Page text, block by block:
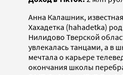
Анна Калашник,
Хахадетка (hahadetka)
Нилидово Тверской
увлекалась танцами, а в
мечтала о карьере
окончания школы